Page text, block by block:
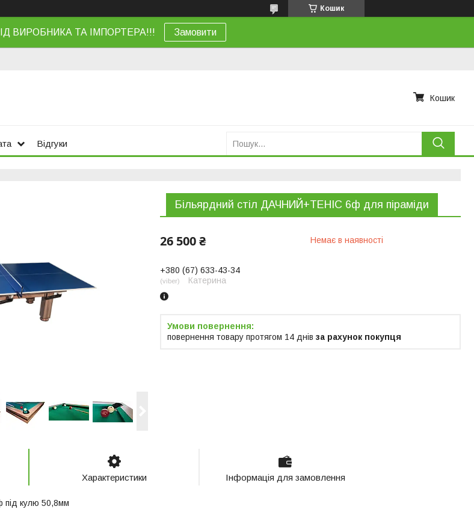
Кошик
ВИРОБНИКА ТА ІМПОРТЕРА!!! Замовити
Кошик
Відгуки
Більярдний стіл ДАЧНИЙ+ТЕНІС 6ф для піраміди
26 500 ₴ Немає в наявності
+380 (67) 633-43-34
viber Катерина
повернення товару протягом 14 днів за рахунок покупця
Характеристики Інформація для замовлення
під кулю 50,8мм